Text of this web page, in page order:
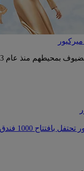
بمحيطهم منذ عام 1973
بافتتاح 1000 فندق